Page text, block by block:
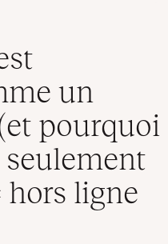
un
pourquoi
seulement
hors ligne